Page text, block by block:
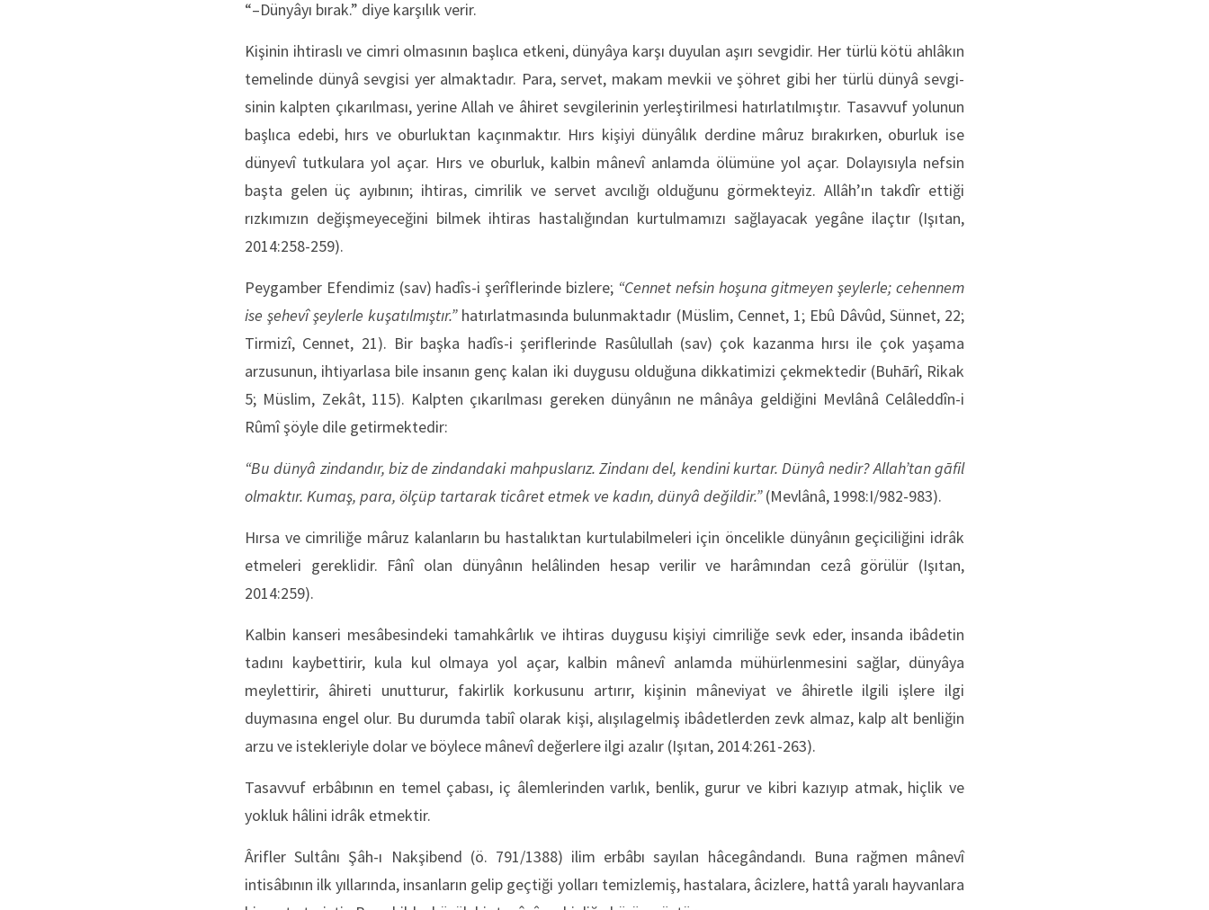
“–Dünyâyı bırak.” diye karşılık verir.
Kişinin ihtiraslı ve cimri olmasının başlıca etkeni, dünyâya karşı duyulan aşırı sevgidir. Her türlü kötü ahlâkın
temelinde dünyâ sevgisi yer almaktadır. Para, servet, makam mevkii ve şöhret gibi her türlü dünyâ sevgi­
sinin kalpten çıkarılması, ye­rine Allah ve âhiret sevgilerinin yerleştirilmesi hatırlatılmıştır. Tasavvuf yolunun
başlıca edebi, hırs ve oburluktan kaçınmaktır. Hırs kişiyi dünyâlık derdine mâruz bırakırken, oburluk ise
dünyevî tutkulara yol açar. Hırs ve oburluk, kalbin mânevî anlamda ölümüne yol açar. Dolayısıyla nefsin
başta gelen üç ayıbının; ihtiras, cimrilik ve servet avcılığı olduğunu görmekteyiz. Allâh’ın takdîr ettiği
rızkımızın değişmeyeceğini bilmek ihtiras hastalığından kurtulmamızı sağlayacak yegâne ilaçtır (Işıtan,
2014:258-259).
Peygamber Efendimiz (sav) hadîs-i şerîflerinde bizlere; “Cennet nefsin hoşuna gitmeyen şeylerle; cehennem
ise şehevî şeylerle kuşatılmıştır.” hatırlatmasında bulunmaktadır (Müslim, Cennet, 1; Ebû Dâvûd, Sünnet, 22;
Tirmizî, Cennet, 21). Bir başka hadîs-i şeriflerinde Rasûlullah (sav) çok kazanma hırsı ile çok yaşama
arzusunun, ihtiyarlasa bile insanın genç kalan iki duygusu olduğuna dikkatimizi çekmektedir (Buhārî, Rikak
5; Müslim, Zekât, 115). Kalpten çıkarılması gereken dünyânın ne mânâya geldiğini Mevlânâ Celâleddîn-i
Rûmî şöyle dile getirmektedir:
“Bu dünyâ zindandır, biz de zindandaki mahpuslarız. Zindanı del, kendini kurtar. Dünyâ nedir? Allah’tan gāfil
olmaktır. Ku­maş, para, ölçüp tartarak ticâret etmek ve kadın, dünyâ değildir.”(Mevlânâ, 1998:I/982-983).
Hırsa ve cimriliğe mâruz kalanların bu hastalıktan kurtulabilmeleri için öncelikle dünyânın geçiciliğini idrâk
etmeleri gereklidir. Fânî olan dünyânın helâlinden hesap verilir ve harâmından cezâ görülür (Işıtan,
2014:259).
Kalbin kanseri mesâbesindeki tamahkârlık ve ihtiras duygusu kişiyi cimriliğe sevk eder, insanda ibâdetin
tadını kaybettirir, kula kul olmaya yol açar, kalbin mânevî an­lamda mühürlenmesini sağlar, dünyâya
meylettirir, âhireti unutturur, fakirlik korkusunu artırır, kişinin mâneviyat ve âhiretle ilgili işlere ilgi
duymasına engel olur. Bu durumda tabiî olarak kişi, alışılagelmiş ibâdetlerden zevk almaz, kalp alt benliğin
arzu ve istekleriyle dolar ve böylece mânevî değerlere ilgi azalır (Işıtan, 2014:261-263).
Tasavvuf erbâbının en temel çabası, iç âlemlerinden varlık, benlik, gurur ve kibri kazıyıp atmak, hiçlik ve
yokluk hâlini idrâk etmektir.
Ârifler Sultânı Şâh-ı Nakşibend (ö. 791/1388) ilim erbâbı sayılan hâcegândandı. Buna rağmen mânevî
intisâbının ilk yıllarında, insanların gelip geçtiği yolları temizlemiş, hastalara, âcizlere, hattâ yaralı hayvanlara